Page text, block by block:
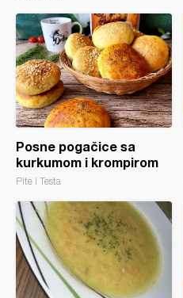
Posne pogačice sa
kurkumom i krompirom
Pite i Testa